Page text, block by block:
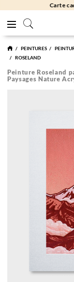
Carte
PEINTURES
ROSELAND
Peinture Roseland
Paysages Nature